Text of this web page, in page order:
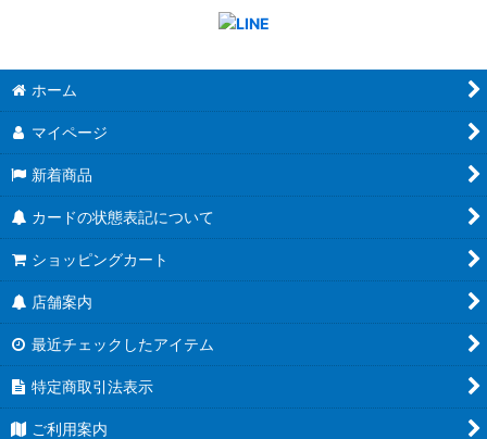
ホーム
マイページ
新着商品
カードの状態表記について
ショッピングカート
店舗案内
最近チェックしたアイテム
特定商取引法表示
ご利用案内